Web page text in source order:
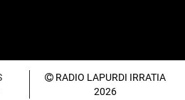
RADIO LAPURDI IRRATIA
2026